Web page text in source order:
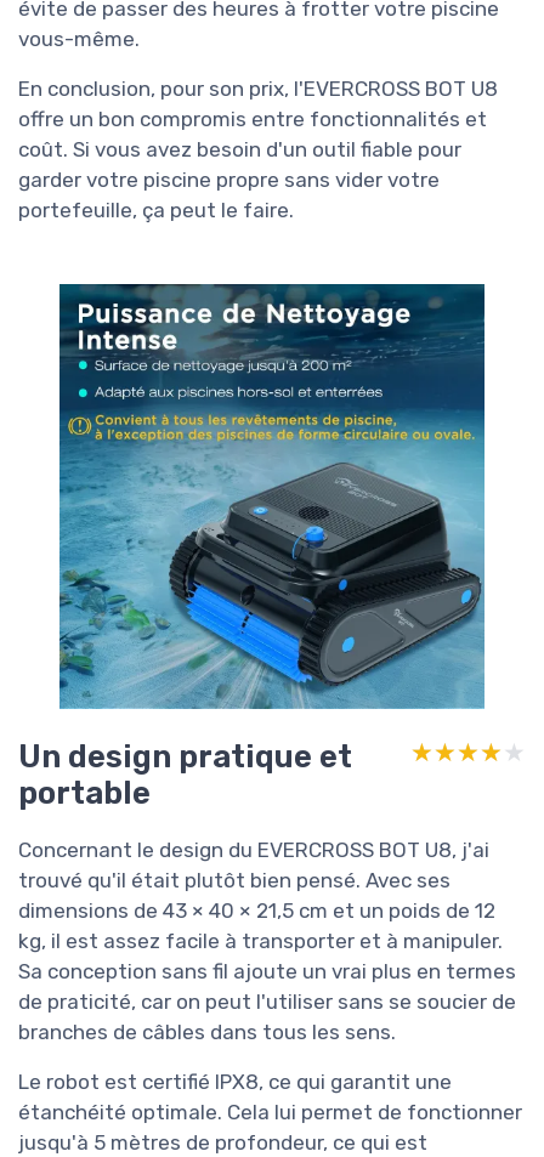
évite de passer des heures à frotter votre piscine
vous-même.
En conclusion, pour son prix, l'EVERCROSS BOT U8
offre un bon compromis entre fonctionnalités et
coût. Si vous avez besoin d'un outil fiable pour
garder votre piscine propre sans vider votre
portefeuille, ça peut le faire.
Un design pratique et
portable
★★★★★
★★★★★
Concernant le design du EVERCROSS BOT U8, j'ai
trouvé qu'il était plutôt bien pensé. Avec ses
dimensions de 43 × 40 × 21,5 cm et un poids de 12
kg, il est assez facile à transporter et à manipuler.
Sa conception sans fil ajoute un vrai plus en termes
de praticité, car on peut l'utiliser sans se soucier de
branches de câbles dans tous les sens.
Le robot est certifié IPX8, ce qui garantit une
étanchéité optimale. Cela lui permet de fonctionner
jusqu'à 5 mètres de profondeur, ce qui est